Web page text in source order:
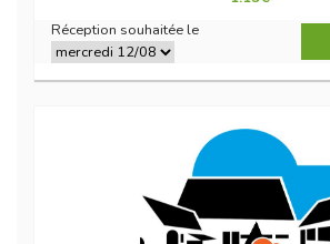
Réception souhaitée le